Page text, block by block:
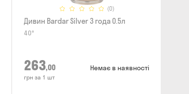
(0)
Дивин Bardar Silver 3 года 0.5л
40°
263,00
грн за 1 шт
Немає в наявності